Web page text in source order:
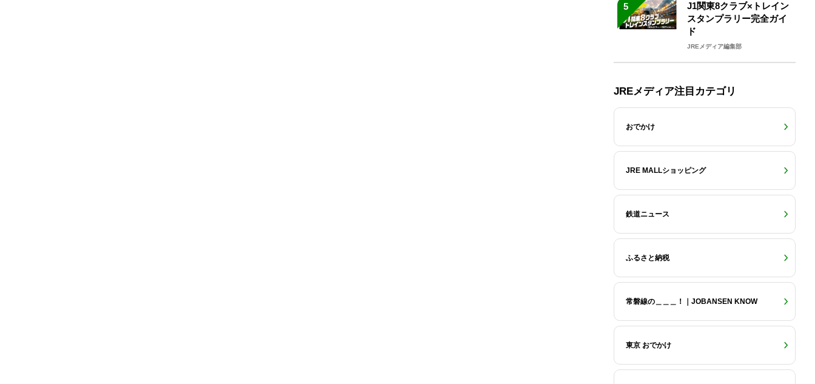
5
J1関東8クラブ×トレイン
スタンプラリー完全ガイ
ド
JREメディア編集部
JREメディア注目カテゴリ
おでかけ
JRE MALLショッピング
鉄道ニュース
ふるさと納税
常磐線の＿＿＿！｜JOBANSEN KNOW
東京 おでかけ